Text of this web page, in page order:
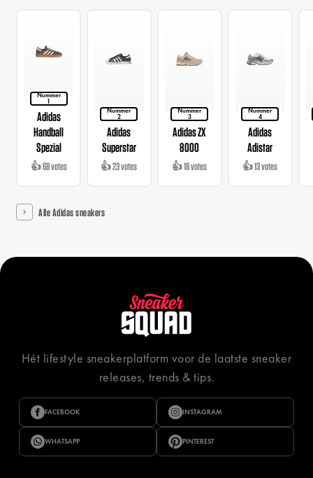
Nummer
1
Adidas
Handball
Spezial
👍 68 votes
Nummer
2
Adidas
Superstar
👍 23 votes
Nummer
3
Adidas ZX
8000
👍 18 votes
Nummer
4
Adidas
Adistar
👍 13 votes
Alle Adidas sneakers
Hét lifestyle sneakerplatform voor de laatste sneaker
releases, trends & tips.
FACEBOOK INSTAGRAM
WHATSAPP PINTEREST